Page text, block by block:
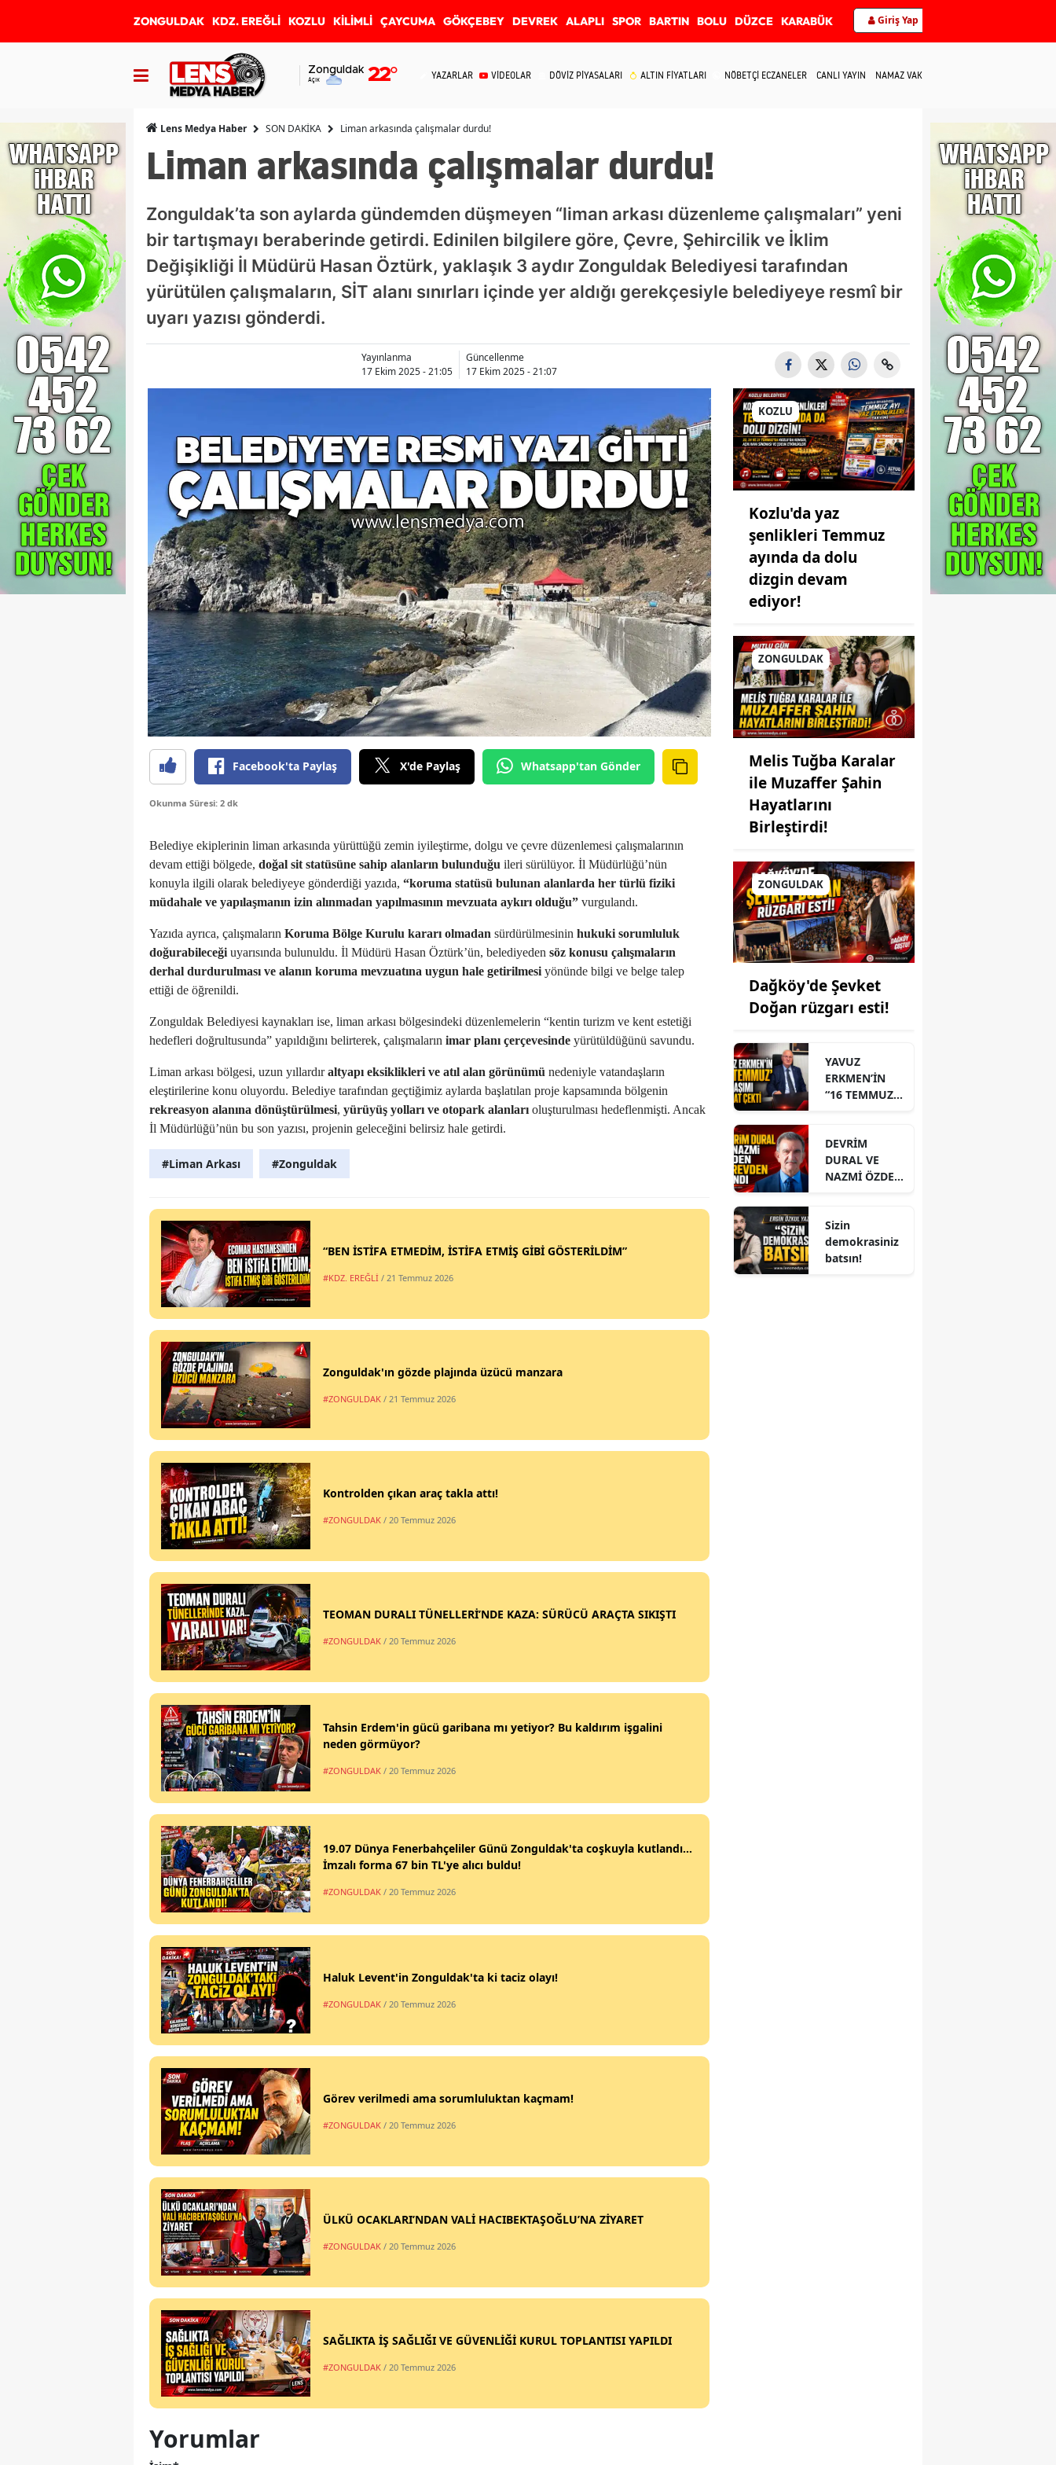
ZONGULDAK KDZ. EREĞLİ KOZLU KİLİMLİ ÇAYCUMA GÖKÇEBEY DEVREK ALAPLI SPOR BARTIN BOLU DÜZCE KARABÜK Giriş Yap
Zonguldak
Açık 22° YAZARLAR VİDEOLAR DÖVİZ PİYASALARI ALTIN FİYATLARI NÖBETÇİ ECZANELER CANLI YAYIN NAMAZ VAKİTLERİ
Lens Medya Haber SON DAKİKA Liman arkasında çalışmalar durdu!
Liman arkasında çalışmalar durdu!
Zonguldak’ta son aylarda gündemden düşmeyen “liman arkası düzenleme çalışmaları” yeni
bir tartışmayı beraberinde getirdi. Edinilen bilgilere göre, Çevre, Şehircilik ve İklim
Değişikliği İl Müdürü Hasan Öztürk, yaklaşık 3 aydır Zonguldak Belediyesi tarafından
yürütülen çalışmaların, SİT alanı sınırları içinde yer aldığı gerekçesiyle belediyeye resmî bir
uyarı yazısı gönderdi.
Yayınlanma
17 Ekim 2025 - 21:05
Güncellenme
17 Ekim 2025 - 21:07
Facebook'ta Paylaş X'de Paylaş Whatsapp'tan Gönder
Okunma Süresi: 2 dk
Belediye ekiplerinin liman arkasında yürüttüğü zemin iyileştirme, dolgu ve çevre düzenlemesi çalışmalarının
devam ettiği bölgede, doğal sit statüsüne sahip alanların bulunduğu ileri sürülüyor. İl Müdürlüğü’nün
konuyla ilgili olarak belediyeye gönderdiği yazıda, “koruma statüsü bulunan alanlarda her türlü fiziki
müdahale ve yapılaşmanın izin alınmadan yapılmasının mevzuata aykırı olduğu” vurgulandı.
Yazıda ayrıca, çalışmaların Koruma Bölge Kurulu kararı olmadan sürdürülmesinin hukuki sorumluluk
doğurabileceği uyarısında bulunuldu. İl Müdürü Hasan Öztürk’ün, belediyeden söz konusu çalışmaların
derhal durdurulması ve alanın koruma mevzuatına uygun hale getirilmesi yönünde bilgi ve belge talep
ettiği de öğrenildi.
Zonguldak Belediyesi kaynakları ise, liman arkası bölgesindeki düzenlemelerin “kentin turizm ve kent estetiği
hedefleri doğrultusunda” yapıldığını belirterek, çalışmaların imar planı çerçevesinde yürütüldüğünü savundu.
Liman arkası bölgesi, uzun yıllardıraltyapı eksiklikleri ve atıl alan görünümü nedeniyle vatandaşların
eleştirilerine konu oluyordu. Belediye tarafından geçtiğimiz aylarda başlatılan proje kapsamında bölgenin
rekreasyon alanına dönüştürülmesi, yürüyüş yolları ve otopark alanları oluşturulması hedeflenmişti. Ancak
İl Müdürlüğü’nün bu son yazısı, projenin geleceğini belirsiz hale getirdi.
#Liman Arkası #Zonguldak
“BEN İSTİFA ETMEDİM, İSTİFA ETMİŞ GİBİ GÖSTERİLDİM”
#KDZ. EREĞLİ / 21 Temmuz 2026
Zonguldak'ın gözde plajında üzücü manzara
#ZONGULDAK / 21 Temmuz 2026
Kontrolden çıkan araç takla attı!
#ZONGULDAK / 20 Temmuz 2026
TEOMAN DURALI TÜNELLERİ’NDE KAZA: SÜRÜCÜ ARAÇTA SIKIŞTI
#ZONGULDAK / 20 Temmuz 2026
Tahsin Erdem'in gücü garibana mı yetiyor? Bu kaldırım işgalini
neden görmüyor?
#ZONGULDAK / 20 Temmuz 2026
19.07 Dünya Fenerbahçeliler Günü Zonguldak'ta coşkuyla kutlandı...
İmzalı forma 67 bin TL'ye alıcı buldu!
#ZONGULDAK / 20 Temmuz 2026
Haluk Levent'in Zonguldak'ta ki taciz olayı!
#ZONGULDAK / 20 Temmuz 2026
Görev verilmedi ama sorumluluktan kaçmam!
#ZONGULDAK / 20 Temmuz 2026
ÜLKÜ OCAKLARI’NDAN VALİ HACIBEKTAŞOĞLU’NA ZİYARET
#ZONGULDAK / 20 Temmuz 2026
SAĞLIKTA İŞ SAĞLIĞI VE GÜVENLİĞİ KURUL TOPLANTISI YAPILDI
#ZONGULDAK / 20 Temmuz 2026
Yorumlar
KOZLU
Kozlu'da yaz
şenlikleri Temmuz
ayında da dolu
dizgin devam
ediyor!
ZONGULDAK
Melis Tuğba Karalar
ile Muzaffer Şahin
Hayatlarını
Birleştirdi!
ZONGULDAK
Dağköy'de Şevket
Doğan rüzgarı esti!
YAVUZ
ERKMEN’İN
“16 TEMMUZ”
DEVRİM
DURAL VE
NAZMİ ÖZDEN
Sizin
demokrasiniz
batsın!